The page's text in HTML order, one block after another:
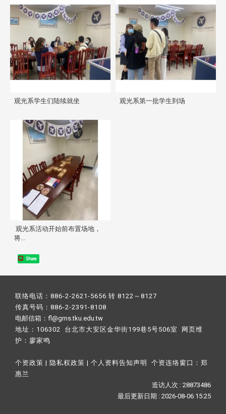
观光系学生们陆续就坐 观光系第一批学生到场
观光系活动开始前布置场地，
将...
Share
联络电话：886-2-2621-5656 转 8122～8127
传真号码：886-2-2391-8108
电邮信箱：fl@gms.tku.edu.tw
地址：106302 台北市大安区金华街199巷5号506室 网页维
护： 廖家鸣​
个资政策 | 隐私权政策 | 个人资料告知声明 个资连络窗口： 郑
惠兰
造访人次 : 28873486
最后更新日期 :2026-08-06 15:25